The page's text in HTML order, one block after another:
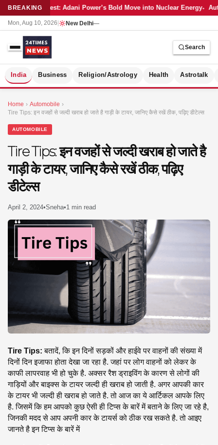
BREAKINGLatest: Adani Power’s Bold Move into Nuclear Energy
Mon, Aug 10, 2026 New Delhi—
Search
India Business Religion/Astrology Health Astrotalk
Home › Automobile ›
Tire Tips: इन वजहों से जल्दी खराब हो जाते है गाड़ी के टायर, जानिए कैसे रखें ठीक, पढ़िए डीटेल्स
AUTOMOBILE
Tire Tips: इन वजहों से जल्दी खराब हो जाते है
गाड़ी के टायर, जानिए कैसे रखें ठीक, पढ़िए
डीटेल्स
April 2, 2024•Sneha•1 min read
Tire Tips:बतादें, कि इन दिनों सड़कों और हाईवे पर वाहनों की संख्या में
दिनों दिन इजाफा होता देखा जा रहा है. जहां पर लोग वाहनों को लेकर के
काफी लापरवाह भी हो चुके है. अक्सर रैश ड्राइविंग के कारण से लोगों की
गाड़ियों और बाइक्स के टायर जल्दी ही खराब हो जाती है. अगर आपकी कार
के टायर भी जल्दी ही खराब हो जाते है. तो आज का ये आर्टिकल आपके लिए
है. जिसमें कि हम आपको कुछ ऐसी ही टिप्स के बारें में बताने के लिए जा रहे है,
जिनकी मदद से आप अपनी कार के टायर्स को ठीक रख सकते है. तो आइए
जानते है इन टिप्स के बारें में